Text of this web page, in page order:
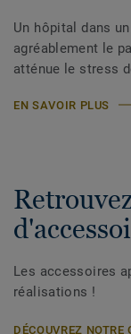
Un hôpital dans
agréablement le
atténue le stress
EN SAVOIR PLUS
Les accessoires
réalisations !
DÉCOUVREZ NOTRE